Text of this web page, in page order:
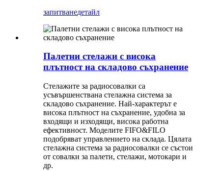
запитванедетайл
Палетни стелажи с висока
плътност на складово съхранение
Стелажите за радиосовалки са
усъвършенствана стелажна система за
складово съхранение. Най-характерът е
висока плътност на съхранение, удобна за
входящи и изходящи, висока работна
ефективност. Моделите FIFO&FILO
подобряват управлението на склада. Цялата
стелажна система за радиосовалки се състои
от совалки за палети, стелажи, мотокари и
др.